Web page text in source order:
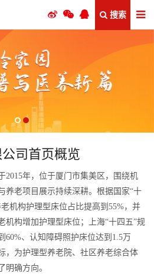
搜索
司首页概览
2015年，位于厦门市集美区，围绕机
养老项目展示持续深耕。根据国家“十
机构护理型床位占比提高到55%，并
机构增加护理型床位；上海“十四五”规
60%、认知障碍照护床位达到1.5万
，为护理型养老院、社区养老综合体
明确方向。